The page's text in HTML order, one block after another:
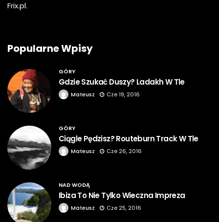
Frix.pl.
Popularne Wpisy
GÓRY
Gdzie Szukać Duszy? Ladakh W Tle
Mateusz Cze 19, 2016
GÓRY
Ciągle Pędzisz? Routeburn Track W Tle
Mateusz Cze 26, 2016
NAD WODĄ
Ibiza To Nie Tylko Wieczna Impreza
Mateusz Cze 25, 2016